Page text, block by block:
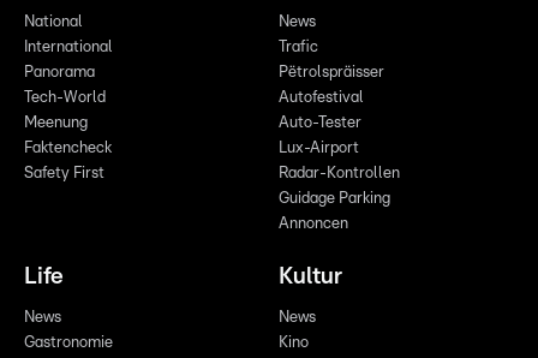
National
International
Panorama
Tech-World
Meenung
Faktencheck
Safety First
News
Trafic
Pëtrolspräisser
Autofestival
Auto-Tester
Lux-Airport
Radar-Kontrollen
Guidage Parking
Annoncen
Life
News
Gastronomie
Kultur
News
Kino